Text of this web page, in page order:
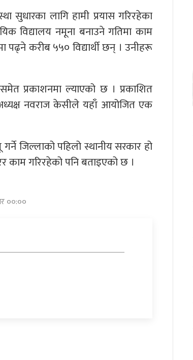
सुधारका लागि हामी प्रयास गरिरहेका
विद्यालय नमूना बनाउने गतिमा काम
पढ्ने करीब ५५० विद्यार्थी छन् । उनीहरू
प्रकाशनमा ल्याएको छ । प्रकाशित
नवराज केसीले यहाँ आयोजित एक
जिल्लाको पहिलो स्थानीय सरकार हो
काम गरिरहेको पनि बताइएको छ ।
००:००